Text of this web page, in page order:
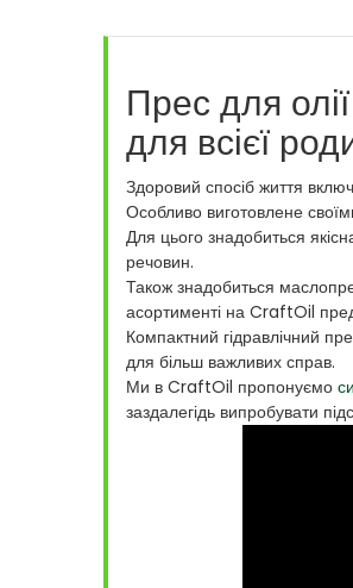
Прес для
для всієї
Здоровий спосіб життя
Особливо виготовлене
Для цього знадобиться
речовин.
Також знадобиться
асортименті на CraftOil
Компактний гідравлічний
для більш важливих справ.
Ми в CraftOil пропонуємо
заздалегідь випробувати